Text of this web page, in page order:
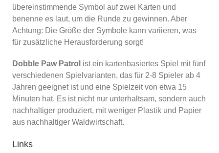
übereinstimmende Symbol auf zwei Karten und
benenne es laut, um die Runde zu gewinnen. Aber
Achtung: Die Größe der Symbole kann variieren, was
für zusätzliche Herausforderung sorgt!
Dobble Paw Patrol ist ein kartenbasiertes Spiel mit fünf
verschiedenen Spielvarianten, das für 2-8 Spieler ab 4
Jahren geeignet ist und eine Spielzeit von etwa 15
Minuten hat. Es ist nicht nur unterhaltsam, sondern auch
nachhaltiger produziert, mit weniger Plastik und Papier
aus nachhaltiger Waldwirtschaft.
Links